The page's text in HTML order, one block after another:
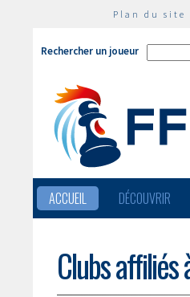
Plan du site
Rechercher un joueur
ACCUEIL DÉCOUVRIR
Clubs affiliés